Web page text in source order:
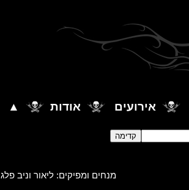
אירועים אודות ▲
מנחים ומפיקים: ליאור וניב פלג